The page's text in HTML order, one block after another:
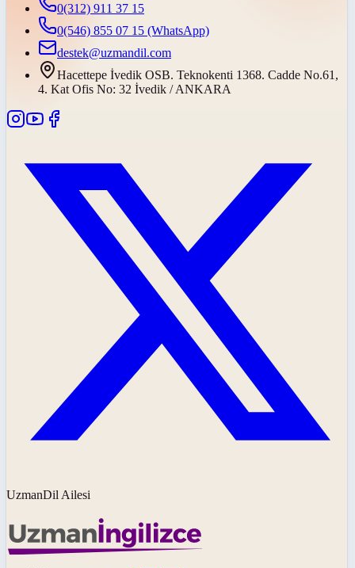
0(312) 911 37 15
0(546) 855 07 15 (WhatsApp)
destek@uzmandil.com
Hacettepe İvedik OSB. Teknokenti 1368. Cadde No.61,
4. Kat Ofis No: 32 İvedik / ANKARA
UzmanDil Ailesi